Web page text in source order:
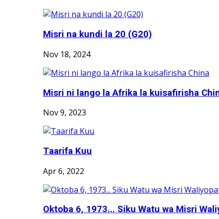
Misri na kundi la 20 (G20)
Nov 18, 2024
Misri ni lango la Afrika la kuisafirisha
Nov 9, 2023
Taarifa Kuu
Apr 6, 2022
Oktoba 6, 1973... Siku Watu wa Misri